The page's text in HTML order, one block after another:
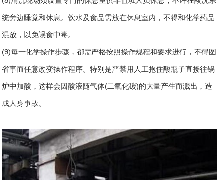
统旁边睡觉和休息。饮水及食品需放在休息室内，不得和化学药品
混放，以免误食中毒。
(9)每一化学操作步骤，都需严格按照操作规程和要求进行，不得图
省事而任意改变操作程序。特别是严禁用人工抱住酸瓶子直接往锅
炉中加酸，这样会因酸液随气体(二氧化碳)的大量产生而溅出，造
成人身事故。